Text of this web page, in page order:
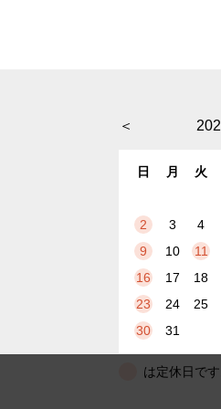
＜
日 月 火
2
3 4
9
10 11
16
17 18
23
24 25
30
31
は定休日です